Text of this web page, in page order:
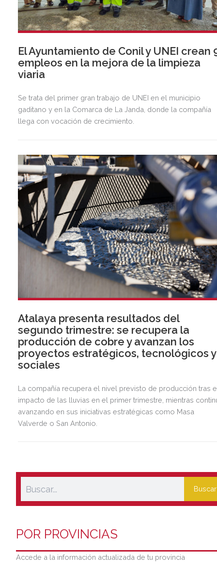
El Ayuntamiento de Conil y UNEI crean
empleos en la mejora de la limpieza
viaria
Se trata del primer gran trabajo de UNEI en el municipio
gaditano y en la Comarca de La Janda, donde la compañía
llega con vocación de crecimiento.
Atalaya presenta resultados del
segundo trimestre: se recupera la
producción de cobre y avanzan los
proyectos estratégicos, tecnológicos y
sociales
La compañía recupera el nivel previsto de producción tras
impacto de las lluvias en el primer trimestre, mientras
avanzando en sus iniciativas estratégicas como Masa
Valverde o San Antonio.
Buscar
POR PROVINCIAS
Accede a la información actualizada de tu provincia